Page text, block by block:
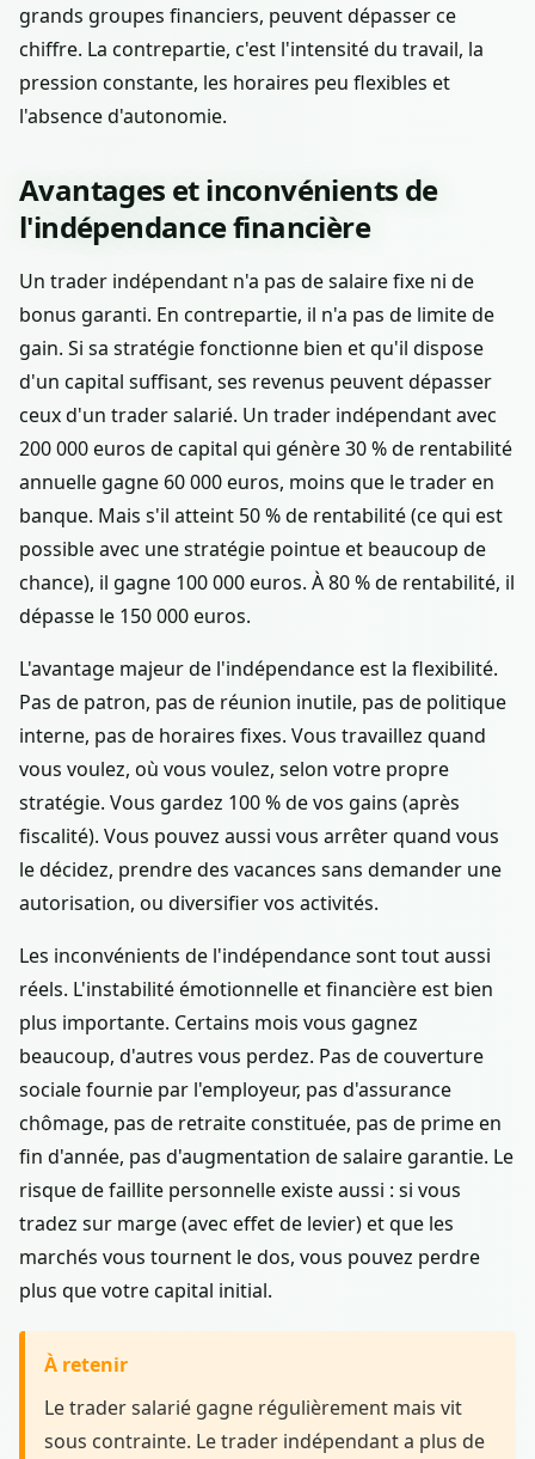
grands groupes financiers, peuvent dépasser ce
chiffre. La contrepartie, c'est l'intensité du travail, la
pression constante, les horaires peu flexibles et
l'absence d'autonomie.
Avantages et inconvénients de
l'indépendance financière
Un trader indépendant n'a pas de salaire fixe ni de
bonus garanti. En contrepartie, il n'a pas de limite de
gain. Si sa stratégie fonctionne bien et qu'il dispose
d'un capital suffisant, ses revenus peuvent dépasser
ceux d'un trader salarié. Un trader indépendant avec
200 000 euros de capital qui génère 30 % de rentabilité
annuelle gagne 60 000 euros, moins que le trader en
banque. Mais s'il atteint 50 % de rentabilité (ce qui est
possible avec une stratégie pointue et beaucoup de
chance), il gagne 100 000 euros. À 80 % de rentabilité, il
dépasse le 150 000 euros.
L'avantage majeur de l'indépendance est la flexibilité.
Pas de patron, pas de réunion inutile, pas de politique
interne, pas de horaires fixes. Vous travaillez quand
vous voulez, où vous voulez, selon votre propre
stratégie. Vous gardez 100 % de vos gains (après
fiscalité). Vous pouvez aussi vous arrêter quand vous
le décidez, prendre des vacances sans demander une
autorisation, ou diversifier vos activités.
Les inconvénients de l'indépendance sont tout aussi
réels. L'instabilité émotionnelle et financière est bien
plus importante. Certains mois vous gagnez
beaucoup, d'autres vous perdez. Pas de couverture
sociale fournie par l'employeur, pas d'assurance
chômage, pas de retraite constituée, pas de prime en
fin d'année, pas d'augmentation de salaire garantie. Le
risque de faillite personnelle existe aussi : si vous
tradez sur marge (avec effet de levier) et que les
marchés vous tournent le dos, vous pouvez perdre
plus que votre capital initial.
À retenir
Le trader salarié gagne régulièrement mais vit
sous contrainte. Le trader indépendant a plus de